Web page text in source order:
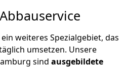
weiteres Spezialgebiet, das
umsetzen. Unsere
sind ausgebildete